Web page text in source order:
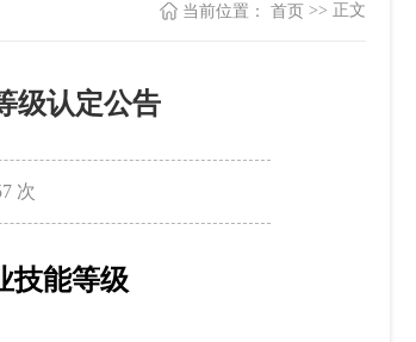
当前位置： 首页 >> 正文
级认定公告
次
技能等级